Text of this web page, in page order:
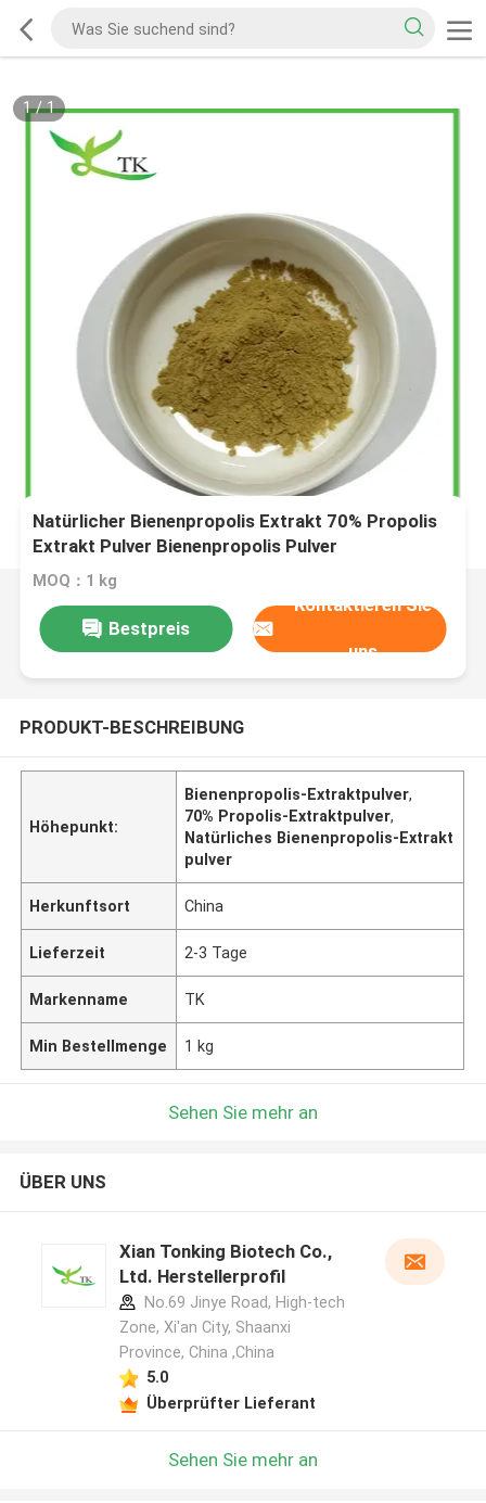
1/1
Natürlicher Bienenpropolis Extrakt 70% Propolis
Extrakt Pulver Bienenpropolis Pulver
MOQ：1 kg
Bestpreis
Kontaktieren Sie
uns
PRODUKT-BESCHREIBUNG
Höhepunkt:
Bienenpropolis-Extraktpulver,
70% Propolis-Extraktpulver,
Natürliches Bienenpropolis-Extrakt
pulver
Herkunftsort China
Lieferzeit 2-3 Tage
Markenname TK
Min Bestellmenge 1 kg
Sehen Sie mehr an
ÜBER UNS
Xian Tonking Biotech Co.,
Ltd. Herstellerprofil
No.69 Jinye Road, High-tech
Zone, Xi'an City, Shaanxi
Province, China ,China
5.0
Überprüfter Lieferant
Sehen Sie mehr an